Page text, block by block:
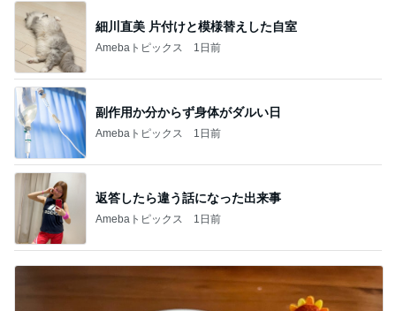
細川直美 片付けと模様替えした自室
Amebaトピックス 1日前
副作用か分からず身体がダルい日
Amebaトピックス 1日前
返答したら違う話になった出来事
Amebaトピックス 1日前